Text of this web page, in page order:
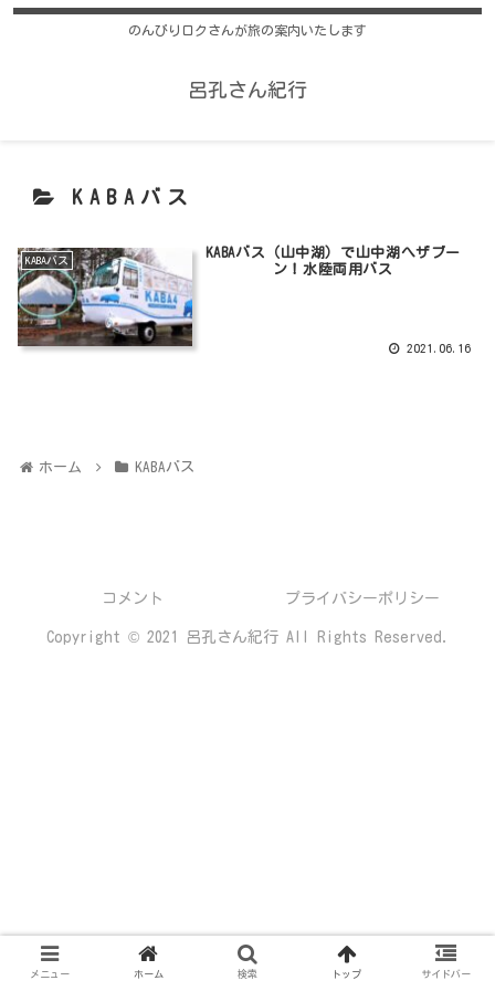
のんびりロクさんが旅の案内いたします
呂孔さん紀行
KABAバス
KABAバス
KABAバス（山中湖）で山中湖へザブー
ン！水陸両用バス
2021.06.16
ホーム KABAバス
コメント プライバシーポリシー
Copyright © 2021 呂孔さん紀行 All Rights Reserved.
メニュー ホーム 検索 トップ サイドバー